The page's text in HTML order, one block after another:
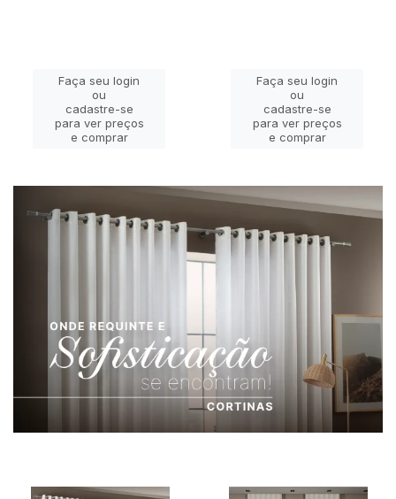
Faça seu login
ou
cadastre-se
para ver preços
e comprar
Faça seu login
ou
cadastre-se
para ver preços
e comprar